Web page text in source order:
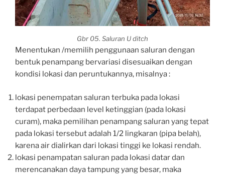
Gbr 05. Saluran U ditch
Menentukan /memilih penggunaan saluran dengan
bentuk penampang bervariasi disesuaikan dengan
kondisi lokasi dan peruntukannya, misalnya :
lokasi penempatan saluran terbuka pada lokasi
terdapat perbedaan level ketinggian (pada lokasi
curam), maka pemilihan penampang saluran yang tepat
pada lokasi tersebut adalah 1/2 lingkaran (pipa belah),
karena air dialirkan dari lokasi tinggi ke lokasi rendah.
lokasi penampatan saluran pada lokasi datar dan
merencanakan daya tampung yang besar, maka